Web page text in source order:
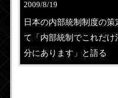
2009/8/19
日本の内部統制制度の
て「内部統制でこれだ
分にあります」と語る